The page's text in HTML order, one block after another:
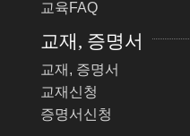
교육FAQ
교재, 증명서
교재, 증명서
교재신청
증명서신청